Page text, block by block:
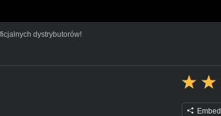
dystrybutorów!
Embed